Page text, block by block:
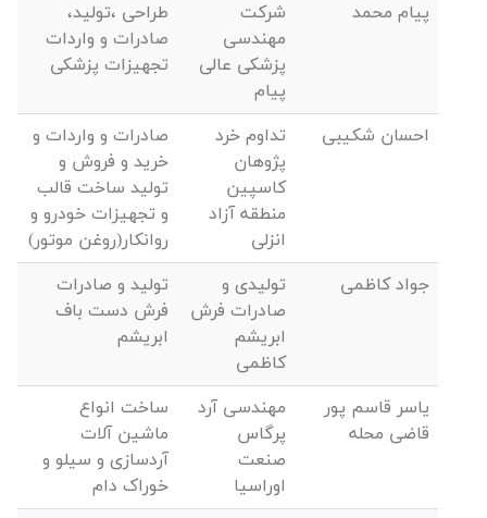
پیام محمد
شرکت
مهندسی
پزشکی عالی
پیام
طراحی ،تولید،
صادرات و واردات
تجهیزات پزشکی
احسان شکیبی
تداوم خرد
پژوهان
کاسپین
منطقه آزاد
انزلی
صادرات و واردات و
خرید و فروش و
تولید ساخت قالب
و تجهیزات خودرو و
روانکار(روغن موتور)
جواد کاظمی
تولیدی و
صادرات فرش
ابریشم
کاظمی
تولید و صادرات
فرش دست باف
ابریشم
یاسر قاسم پور
قاضی محله
مهندسی آرد
پرگاس
صنعت
اوراسیا
ساخت انواع
ماشین آلات
آردسازی و سیلو و
خوراک دام